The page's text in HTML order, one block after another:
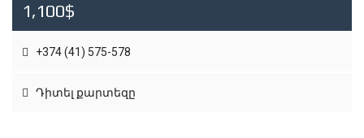
1,100$
+374 (41) 575-578
Դիտել քարտեզը